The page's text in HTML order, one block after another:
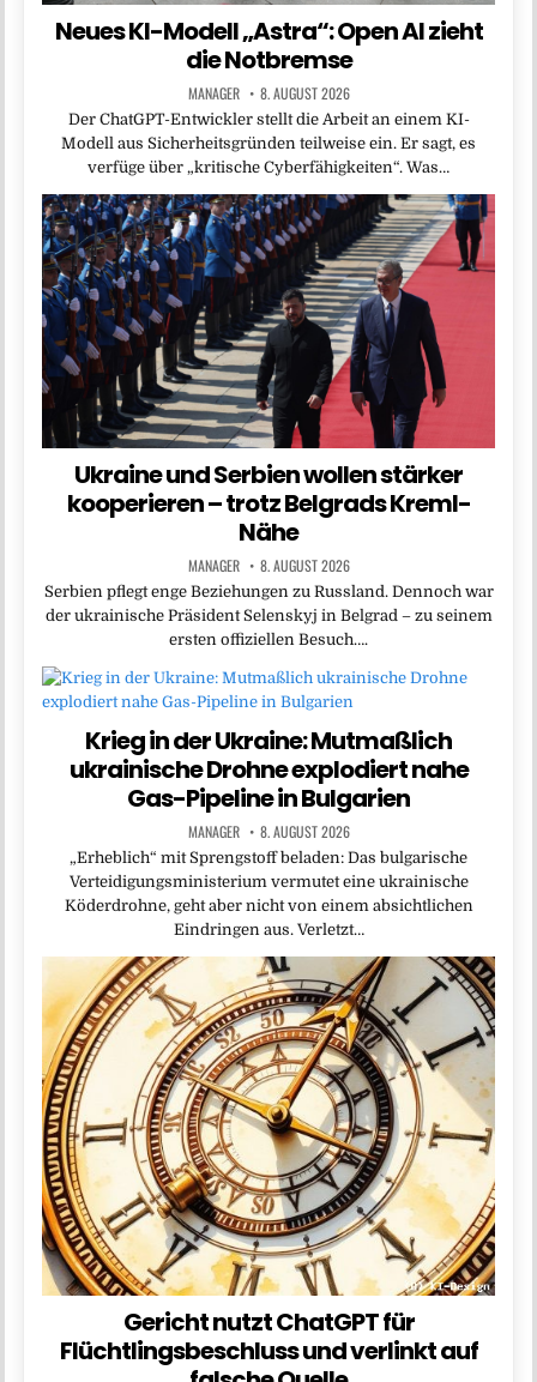
Neues KI-Modell „Astra“: Open AI zieht
die Notbremse
MANAGER 8. AUGUST 2026
Der ChatGPT-Entwickler stellt die Arbeit an einem KI-
Modell aus Sicherheitsgründen teilweise ein. Er sagt, es
verfüge über „kritische Cyberfähigkeiten“. Was…
Ukraine und Serbien wollen stärker
kooperieren – trotz Belgrads Kreml-
Nähe
MANAGER 8. AUGUST 2026
Serbien pflegt enge Beziehungen zu Russland. Dennoch war
der ukrainische Präsident Selenskyj in Belgrad – zu seinem
ersten offiziellen Besuch….
Krieg in der Ukraine: Mutmaßlich
ukrainische Drohne explodiert nahe
Gas-Pipeline in Bulgarien
MANAGER 8. AUGUST 2026
„Erheblich“ mit Sprengstoff beladen: Das bulgarische
Verteidigungsministerium vermutet eine ukrainische
Köderdrohne, geht aber nicht von einem absichtlichen
Eindringen aus. Verletzt…
Gericht nutzt ChatGPT für
Flüchtlingsbeschluss und verlinkt auf